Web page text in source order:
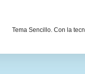
Tema Sencillo. Con la